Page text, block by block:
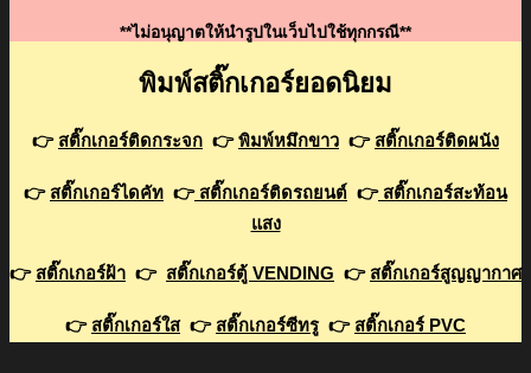
**ไม่อนุญาตให้นำรูปในเว็บไปใช้ทุกกรณี**
พิมพ์สติ๊กเกอร์ยอดนิยม
👉 สติ๊กเกอร์ติดกระจก 👉พิมพ์หมึกขาว 👉 สติ๊กเกอร์ติดผนัง
👉 สติ๊กเกอร์ไดคัท 👉สติ๊กเกอร์ติดรถยนต์ 👉สติ๊กเกอร์สะท้อน
แสง
👉 สติ๊กเกอร์ฝ้า 👉 สติ๊กเกอร์ตู้ VENDING 👉 สติ๊กเกอร์สูญญากาศ
👉 สติ๊กเกอร์ใส👉 สติ๊กเกอร์ซีทรู 👉 สติ๊กเกอร์ PVC